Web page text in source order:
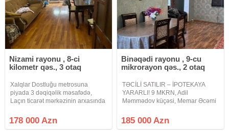
Nizami rayonu , 8-ci
kilometr qəs., 3 otaq
Xalqlar Dostluğu metrosuna
piyada 3 dəqiqəlik məsafədə,
Laçın ticarət mərkəzinin arxasında
binanın 1-ci mərtəbəsində orta
blokda yerləşən 3 otaqlı təmirli
178 000 Azn
Binəqədi rayonu , 9-cu
mikrorayon qəs., 2 otaq
TƏCİLİ SATILIR – İPOTEKAYA
YARARLI! 9 MKRN, Adil
Məmmədov küçəsi, Memar Əcəmi
layihəli binada Qanuni 2 otaqlı
mənzil satılır Mərtəbə: 9/7 – LİFTLİ
185 000 Azn